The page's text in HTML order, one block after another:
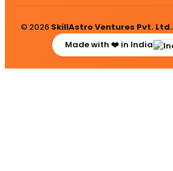
© 2026 SkillAstro Ventures Pvt. Ltd.
Made with ❤️ in India